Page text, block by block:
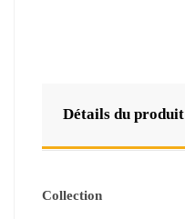
Détails du produit
Collection